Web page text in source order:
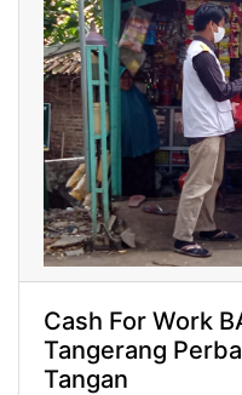
Cash For Work
Tangerang
Tangan